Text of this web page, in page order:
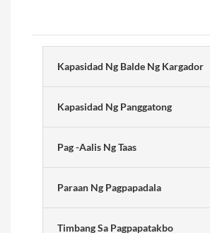
Kapasidad Ng Balde Ng Kargador
Kapasidad Ng Panggatong
Pag -aalis Ng Taas
Paraan Ng Pagpapadala
Timbang Sa Pagpapatakbo